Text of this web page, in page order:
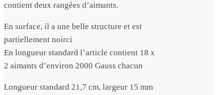
contient deux rangées d’aimants.
En surface, il a une belle structure et est
partiellement noirci
En longueur standard l’article contient 18 x
2 aimants d’environ 2000 Gauss chacun
Longueur standard 21,7 cm, largeur 15 mm